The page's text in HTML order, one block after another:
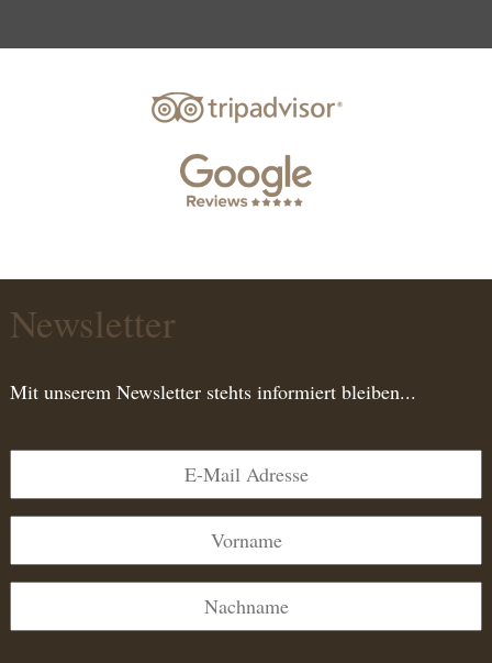
Newsletter
Mit unserem Newsletter stehts informiert bleiben...